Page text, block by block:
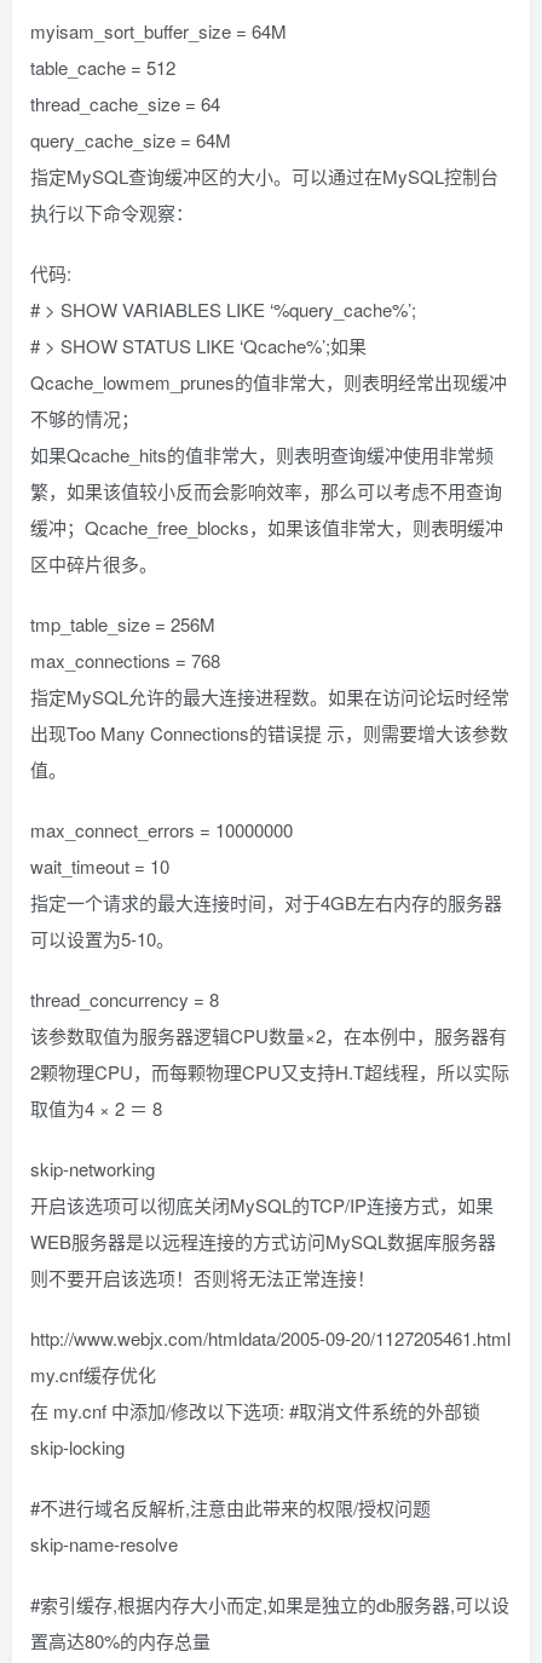
myisam_sort_buffer_size = 64M
table_cache = 512
thread_cache_size = 64
query_cache_size = 64M
指定MySQL查询缓冲区的大小。可以通过在MySQL控制台
执行以下命令观察：
代码:
# > SHOW VARIABLES LIKE ‘%query_cache%’;
# > SHOW STATUS LIKE ‘Qcache%’;如果
Qcache_lowmem_prunes的值非常大，则表明经常出现缓冲
不够的情况；
如果Qcache_hits的值非常大，则表明查询缓冲使用非常频
繁，如果该值较小反而会影响效率，那么可以考虑不用查询
缓冲；Qcache_free_blocks，如果该值非常大，则表明缓冲
区中碎片很多。
tmp_table_size = 256M
max_connections = 768
指定MySQL允许的最大连接进程数。如果在访问论坛时经常
出现Too Many Connections的错误提 示，则需要增大该参数
值。
max_connect_errors = 10000000
wait_timeout = 10
指定一个请求的最大连接时间，对于4GB左右内存的服务器
可以设置为5-10。
thread_concurrency = 8
该参数取值为服务器逻辑CPU数量×2，在本例中，服务器有
2颗物理CPU，而每颗物理CPU又支持H.T超线程，所以实际
取值为4 × 2 ＝ 8
skip-networking
开启该选项可以彻底关闭MySQL的TCP/IP连接方式，如果
WEB服务器是以远程连接的方式访问MySQL数据库服务器
则不要开启该选项！否则将无法正常连接！
http://www.webjx.com/htmldata/2005-09-20/1127205461.html
my.cnf缓存优化
在 my.cnf 中添加/修改以下选项: #取消文件系统的外部锁
skip-locking
#不进行域名反解析,注意由此带来的权限/授权问题
skip-name-resolve
#索引缓存,根据内存大小而定,如果是独立的db服务器,可以设
置高达80%的内存总量